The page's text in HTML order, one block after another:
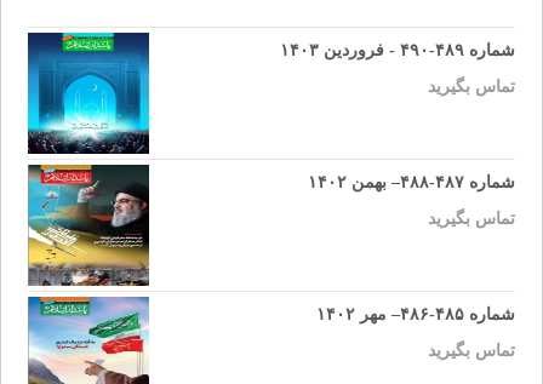
شماره ۴۸۹-۴۹۰ - فروردین ۱۴۰۳
تماس بگیرید
شماره ۴۸۷-۴۸۸– بهمن ۱۴۰۲
تماس بگیرید
شماره ۴۸۵-۴۸۶– مهر ۱۴۰۲
تماس بگیرید